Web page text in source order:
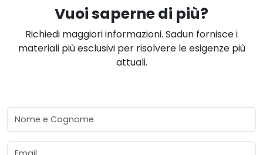
Vuoi saperne di più?
Richiedi maggiori informazioni. Sadun fornisce i
materiali più esclusivi per risolvere le esigenze più
attuali.
Nome e Cognome
Email